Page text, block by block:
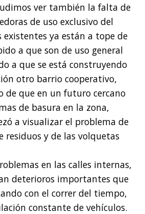
ver también la falta de
de uso exclusivo del
ya están a tope de
a que son de uso general
a que se está construyendo
otro barrio cooperativo,
de que en un futuro cercano
de basura en la zona,
a visualizar el problema de
residuos y de las volquetas
en las calles internas,
deterioros importantes que
con el correr del tiempo,
constante de vehículos.